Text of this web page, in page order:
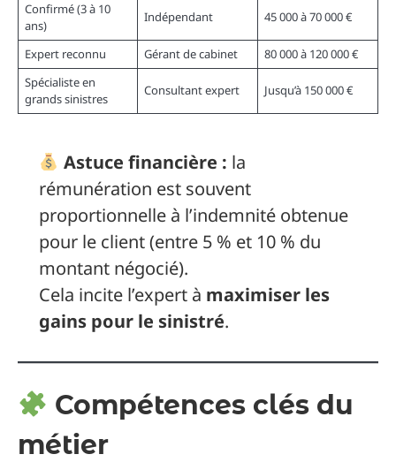
Confirmé (3 à 10
ans)
Indépendant 45 000 à 70 000 €
Expert reconnu Gérant de cabinet
80 000 à 120 000 €
Spécialiste en
grands sinistres
Consultant expert Jusqu’à 150 000 €
Astuce financière : la
rémunération est souvent
proportionnelle à l’indemnité obtenue
pour le client (entre 5 % et 10 % du
montant négocié).
Cela incite l’expert à maximiser les
gains pour le sinistré.
Compétences clés du
métier